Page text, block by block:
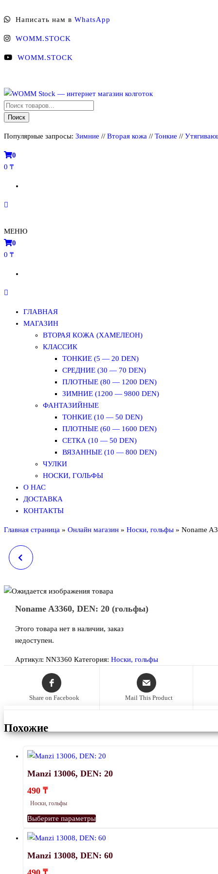
к
Написать нам в WhatsApp
WOMM.STOCK
WOMM.STOCK
WOMM Stock — интернет магазин колготок
Колготки MANZI, Naja Street тонкие, фантазийные, чулки, лосины
Поиск
товаров
Поиск
Популярные запросы: Зимние // Вторая кожа // Тонкие //
0
0 ₸
МЕНЮ
0
0 ₸
ГЛАВНАЯ
МАГАЗИН
ВТОРАЯ КОЖА (ХАМЕЛЕОН)
КЛАССИК
ТОНКИЕ (5 — 20 DEN)
СРЕДНИЕ (30 — 70 DEN)
ПЛОТНЫЕ (80 — 1200 DEN)
ЗИМНИЕ (1200 — 9800 DEN)
ФАНТАЗИЙНЫЕ
ТОНКИЕ (10 — 50 DEN)
ПЛОТНЫЕ (60 — 1600 DEN)
СЕТКА (10 — 50 DEN)
ВЯЗАННЫЕ (10 — 800 DEN)
ЧУЛКИ
НОСКИ, ГОЛЬФЫ
О НАС
ДОСТАВКА
КОНТАКТЫ
Главная страница » Онлайн магазин » Носки, гольфы » Noname
NONAME
Noname A3360, DEN: 20 (гольфы)
Этого товара нет в наличии, заказ
недоступен.
Артикул: NN3360 Категория: Носки, гольфы
Share on Facebook Mail This Product
Похожие
Manzi 13006, DEN: 20
490 ₸
Носки, гольфы
Выберите параметрыЭтот
имеет
несколько
Manzi 13008, DEN: 60